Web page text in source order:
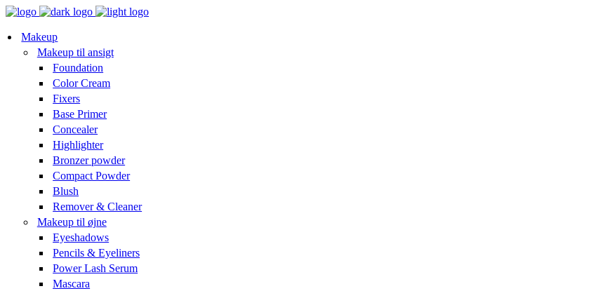
Makeup
Makeup til ansigt
Foundation
Color Cream
Fixers
Base Primer
Concealer
Highlighter
Bronzer powder
Compact Powder
Blush
Remover & Cleaner
Makeup til øjne
Eyeshadows
Pencils & Eyeliners
Power Lash Serum
Mascara